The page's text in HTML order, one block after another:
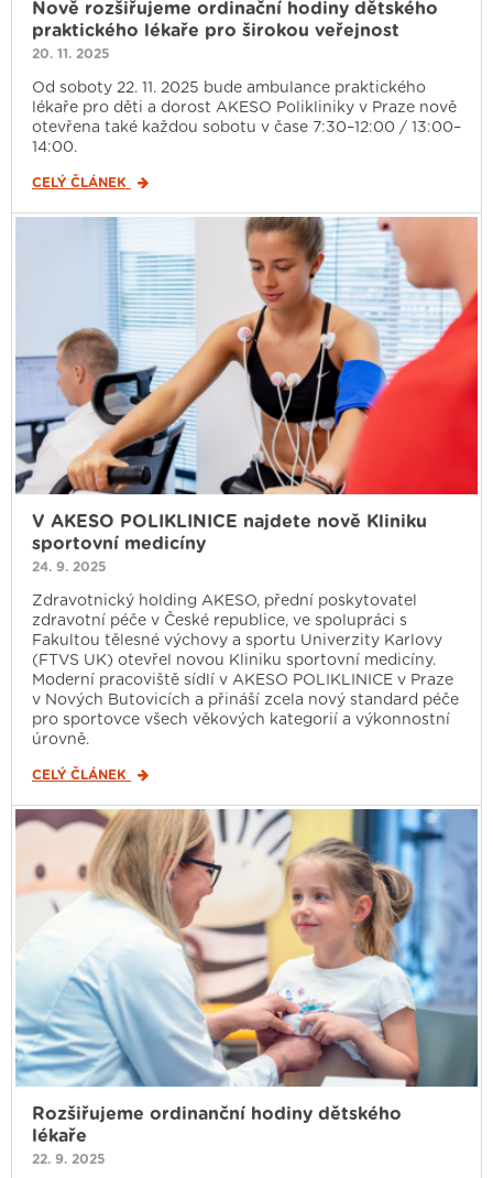
Nově rozšiřujeme ordinační hodiny dětského
praktického lékaře pro širokou veřejnost
20. 11. 2025
Od soboty 22. 11. 2025 bude ambulance praktického
lékaře pro děti a dorost AKESO Polikliniky v Praze nově
otevřena také každou sobotu v čase 7:30–12:00 / 13:00–
14:00.
CELÝ ČLÁNEK
V AKESO POLIKLINICE najdete nově Kliniku
sportovní medicíny
24. 9. 2025
Zdravotnický holding AKESO, přední poskytovatel
zdravotní péče v České republice, ve spolupráci s
Fakultou tělesné výchovy a sportu Univerzity Karlovy
(FTVS UK) otevřel novou Kliniku sportovní medicíny.
Moderní pracoviště sídlí v AKESO POLIKLINICE v Praze
v Nových Butovicích a přináší zcela nový standard péče
pro sportovce všech věkových kategorií a výkonnostní
úrovně.
CELÝ ČLÁNEK
Rozšiřujeme ordinanční hodiny dětského
lékaře
22. 9. 2025